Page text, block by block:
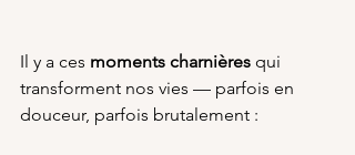
Il y a ces moments charnières qui
transforment nos vies — parfois en
douceur, parfois brutalement :